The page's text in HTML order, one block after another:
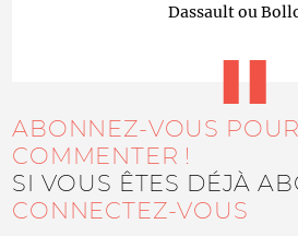
Dassault ou
ABONNEZ-VOUS
COMMENTER !
SI VOUS ÊTES DÉJÀ
CONNECTEZ-VOUS